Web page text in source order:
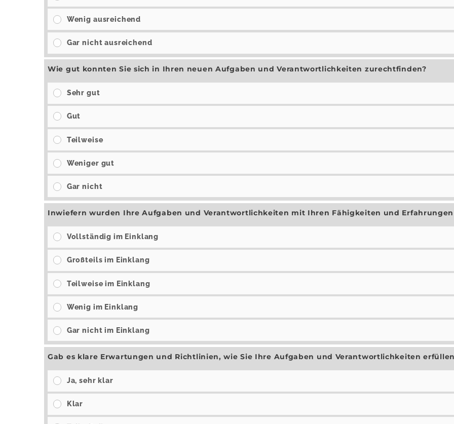
Wenig ausreichend
Gar nicht ausreichend
Wie gut konnten Sie sich in Ihren neuen Aufgaben und Verantwortlichkeiten zurechtfinden?
Sehr gut
Gut
Teilweise
Weniger gut
Gar nicht
Inwiefern wurden Ihre Aufgaben und Verantwortlichkeiten mit Ihren Fähigkeiten und
Vollständig im Einklang
Großteils im Einklang
Teilweise im Einklang
Wenig im Einklang
Gar nicht im Einklang
Gab es klare Erwartungen und Richtlinien, wie Sie Ihre Aufgaben und Verantwortlichkeiten
Ja, sehr klar
Klar